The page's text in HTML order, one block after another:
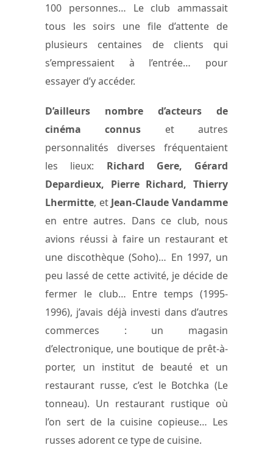
100 personnes… Le club ammassait
tous les soirs une file d’attente de
plusieurs centaines de clients qui
s’empressaient à l’entrée… pour
essayer d’y accéder.
D’ailleurs nombre d’acteurs de
cinéma connus et autres
personnalités diverses fréquentaient
les lieux: Richard Gere, Gérard
Depardieux, Pierre Richard, Thierry
Lhermitte, et Jean-Claude Vandamme
en entre autres. Dans ce club, nous
avions réussi à faire un restaurant et
une discothèque (Soho)… En 1997, un
peu lassé de cette activité, je décide de
fermer le club… Entre temps (1995-
1996), j’avais déjà investi dans d’autres
commerces : un magasin
d’electronique, une boutique de prêt-à-
porter, un institut de beauté et un
restaurant russe, c’est le Botchka (Le
tonneau). Un restaurant rustique où
l’on sert de la cuisine copieuse… Les
russes adorent ce type de cuisine.